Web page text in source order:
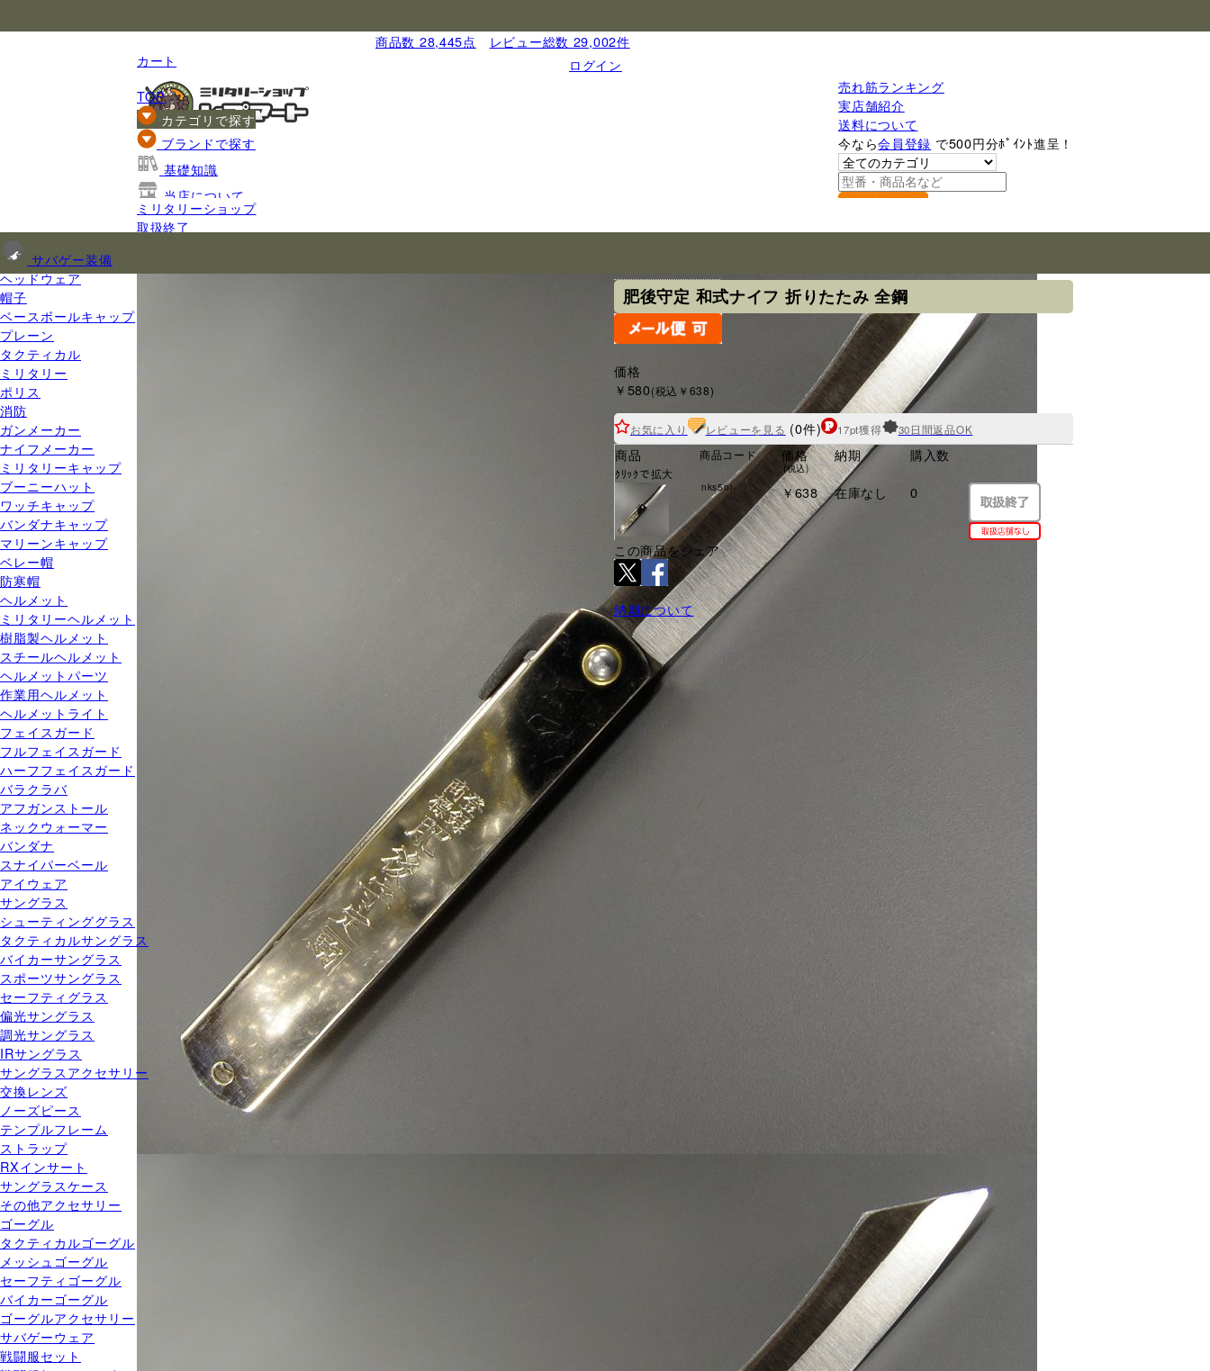
商品数 28,445点
レビュー総数 29,002件
ログイン
カート
売れ筋ランキング
実店舗紹介
送料について
今なら会員登録 で500円分ﾎﾟｲﾝﾄ進呈！
TOP
カテゴリで探す
サバゲー装備
ヘッドウェア
帽子
ベースボールキャップ
プレーン
タクティカル
ミリタリー
ポリス
消防
ガンメーカー
ナイフメーカー
ミリタリーキャップ
ブーニーハット
ワッチキャップ
バンダナキャップ
マリーンキャップ
ベレー帽
防寒帽
ヘルメット
ミリタリーヘルメット
樹脂製ヘルメット
スチールヘルメット
ヘルメットパーツ
作業用ヘルメット
ヘルメットライト
フェイスガード
フルフェイスガード
ハーフフェイスガード
バラクラバ
アフガンストール
ネックウォーマー
バンダナ
スナイパーベール
アイウェア
サングラス
シューティンググラス
タクティカルサングラス
バイカーサングラス
スポーツサングラス
セーフティグラス
偏光サングラス
調光サングラス
IRサングラス
サングラスアクセサリー
交換レンズ
ノーズピース
テンプルフレーム
ストラップ
RXインサート
サングラスケース
その他アクセサリー
ゴーグル
タクティカルゴーグル
メッシュゴーグル
セーフティゴーグル
バイカーゴーグル
ゴーグルアクセサリー
サバゲーウェア
戦闘服セット
ブランドで探す
基礎知識
当店について
ご利用ガイド
ミリタリーショップ
取扱終了
肥後守定 和式ナイフ 折りたたみ 全鋼
価格
￥580(税込￥638)
お気に入り レビューを見る (0件) 17pt獲得 30日間返品OK
商品
ｸﾘｯｸで拡大
商品コード 価格
(税込)
納期 購入数
nks5ni ￥638 在庫なし 0
この商品をシェア
納期について